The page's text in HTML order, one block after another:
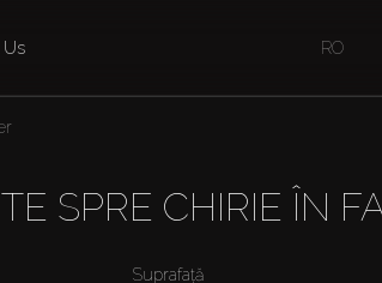
RO
SPRE CHIRIE ÎN
Suprafață